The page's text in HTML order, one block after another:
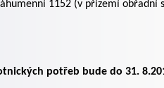
1152 (v přízemí obřadní
potřeb bude do 31.